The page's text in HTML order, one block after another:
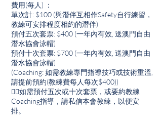
費用(每人) ：
單次計: $100 (與潛伴互相作Safety自行練習，
教練可安排程度相約的潛伴)
預付五次套票: $400 (一年內有效, 送澳門自由
潛水協會泳帽)
預付十次套票: $700 (一年內有效, 送澳門自由
潛水協會泳帽)
(Coaching: 如需教練專門指導技巧或技術重溫,
請提前預約(教練費每人每次$400))
👉🏽如需預付五次或十次套票，或要約教練
Coaching指導，請私信本會教練，以便安
排。